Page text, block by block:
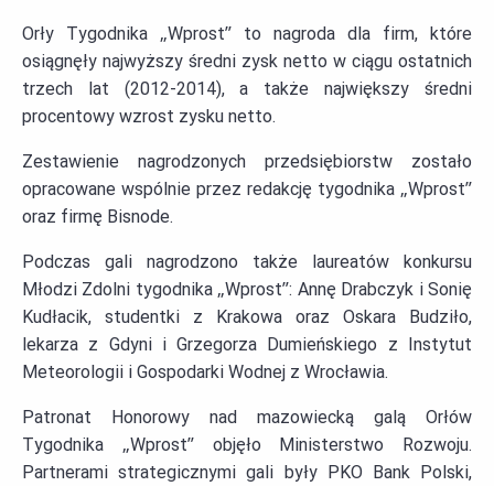
Orły Tygodnika „Wprost” to nagroda dla firm, które
osiągnęły najwyższy średni zysk netto w ciągu ostatnich
trzech lat (2012-2014), a także największy średni
procentowy wzrost zysku netto.
Zestawienie nagrodzonych przedsiębiorstw zostało
opracowane wspólnie przez redakcję tygodnika „Wprost”
oraz firmę Bisnode.
Podczas gali nagrodzono także laureatów konkursu
Młodzi Zdolni tygodnika „Wprost”: Annę Drabczyk i Sonię
Kudłacik, studentki z Krakowa oraz Oskara Budziło,
lekarza z Gdyni i Grzegorza Dumieńskiego z Instytut
Meteorologii i Gospodarki Wodnej z Wrocławia.
Patronat Honorowy nad mazowiecką galą Orłów
Tygodnika „Wprost” objęło Ministerstwo Rozwoju.
Partnerami strategicznymi gali były PKO Bank Polski,